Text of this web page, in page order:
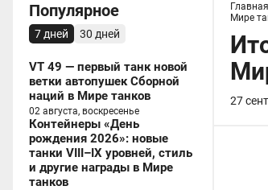
Популярное
7 дней 30 дней
VT 49 — первый танк новой
ветки автопушек Сборной
наций в Мире танков
02 августа, воскресенье
Контейнеры «День
рождения 2026»: новые
танки VIII–IX уровней, стиль
и другие награды в Мире
танков
Главная
Мире
27